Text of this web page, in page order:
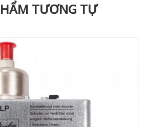
TƯƠNG TỰ